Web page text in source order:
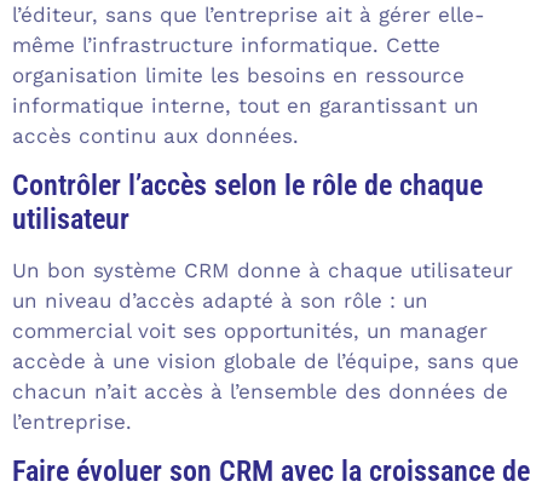
l’éditeur, sans que l’entreprise ait à gérer elle-
même l’infrastructure informatique. Cette
organisation limite les besoins en ressource
informatique interne, tout en garantissant un
accès continu aux données.
Contrôler l’accès selon le rôle de chaque
utilisateur
Un bon système CRM donne à chaque utilisateur
un niveau d’accès adapté à son rôle : un
commercial voit ses opportunités, un manager
accède à une vision globale de l’équipe, sans que
chacun n’ait accès à l’ensemble des données de
l’entreprise.
Faire évoluer son CRM avec la croissance de